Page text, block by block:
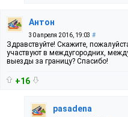
Антон
30 апреля 2016, 19:03 #
Здравствуйте! Скажите,
участвуют в междугородних,
выезды за границу? Спасибо!
+16
pasadena